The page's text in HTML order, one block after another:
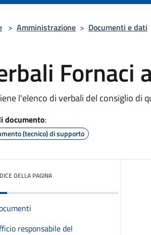
> Amministrazione > Documenti e dati
Fornaci
l'elenco di verbali del consiglio di
documento:
(tecnico) di supporto
DELLA PAGINA
responsabile del